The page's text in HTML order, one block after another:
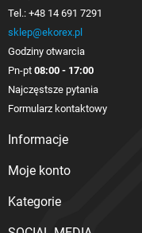
Tel.: +48 14 691 7291
sklep@ekorex.pl
Godziny otwarcia
Pn-pt 08:00 - 17:00
Najczęstsze pytania
Formularz kontaktowy
Informacje
Moje konto
Kategorie